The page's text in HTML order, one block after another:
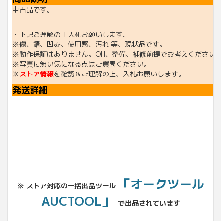
中古品です。
・下記ご理解の上入札お願いします。
※傷、錆、凹み、使用感、汚れ 等、現状品です。
※動作保証はありません。OH、整備、補修前提でお考えください
※写真に無い気になる点はご質問ください。
※ストア情報を確認＆ご理解の上、入札お願いします。
発送詳細
※ ストア対応の一括出品ツール
「オークツール
AUCTOOL」
で出品されています